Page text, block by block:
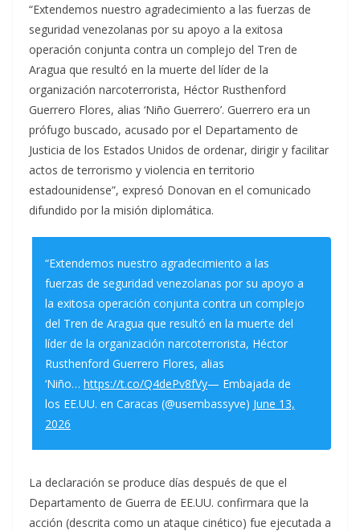
“Extendemos nuestro agradecimiento a las fuerzas de
seguridad venezolanas por su apoyo a la exitosa
operación conjunta contra un complejo del Tren de
Aragua que resultó en la muerte del líder de la
organización narcoterrorista, Héctor Rusthenford
Guerrero Flores, alias ‘Niño Guerrero’. Guerrero era un
prófugo buscado, acusado por el Departamento de
Justicia de los Estados Unidos de ordenar, dirigir y facilitar
actos de terrorismo y violencia en territorio
estadounidense”, expresó Donovan en el comunicado
difundido por la misión diplomática.
“Extendemos nuestro agradecimiento a las
fuerzas de seguridad venezolanas por su apoyo a
la exitosa operación conjunta contra un complejo
del Tren de Aragua que resultó en la muerte del
líder de la organización narcoterrorista, Héctor
Rusthenford Guerrero Flores, alias
‘Niño… https://t.co/Q4dePv8fVy— Embajada de
los EE.UU. en Caracas (@usembassyve) June 13,
2026
La declaración se produce días después de que el
Departamento de Guerra de EE.UU. confirmara que la
acción (descrita como un ataque cinético) fue ejecutada a